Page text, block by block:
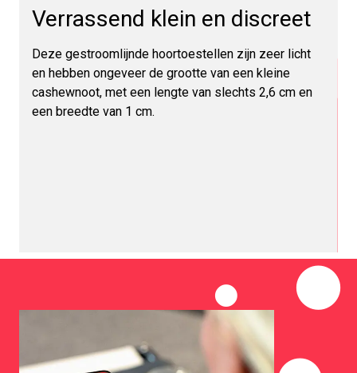
Verrassend klein en discreet
Deze gestroomlijnde hoortoestellen zijn zeer licht
en hebben ongeveer de grootte van een kleine
cashewnoot, met een lengte van slechts 2,6 cm en
een breedte van 1 cm.